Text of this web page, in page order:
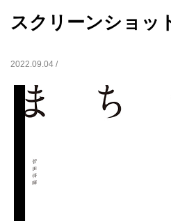
スクリーンショッ
2022.09.04 /